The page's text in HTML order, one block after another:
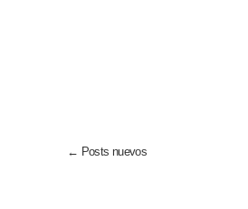
← Posts nuevos